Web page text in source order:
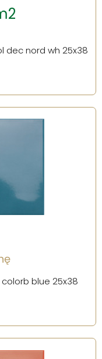
dec nord wh 25x38
blue 25x38